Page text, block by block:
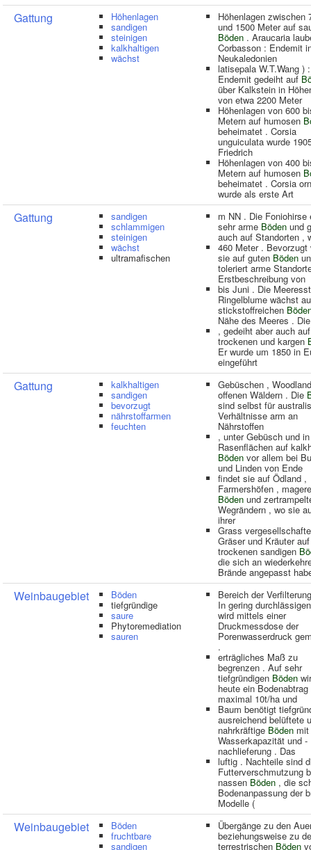
Gattung Höhenlagen
sandigen
steinigen
kalkhaltigen
wächst
Höhenlagen zwischen
und 1500 Meter auf
Böden . Araucaria
Corbasson : Endemit
Neukaledonien
latisepala W.T.Wang )
Endemit gedeiht auf
über Kalkstein in
von etwa 2200 Meter
Höhenlagen von 600
Metern auf humosen
beheimatet . Corsia
unguiculata wurde
Friedrich
Höhenlagen von 400
Metern auf humosen
beheimatet . Corsia
wurde als erste Art
Gattung sandigen
schlammigen
steinigen
wächst
ultramafischen
m NN . Die Foniohirse
sehr arme Böden und
auch auf Standorten ,
460 Meter . Bevorzugt
sie auf guten Böden
toleriert arme
Erstbeschreibung von
bis Juni . Die
Ringelblume wächst
stickstoffreichen
Nähe des Meeres .
, gedeiht aber auch auf
trockenen und kargen
Er wurde um 1850 in
eingeführt
Gattung kalkhaltigen
sandigen
bevorzugt
nährstoffarmen
feuchten
Gebüschen ,
offenen Wäldern . Die
sind selbst für
Verhältnisse arm an
Nährstoffen
, unter Gebüsch und in
Rasenflächen auf
Böden vor allem bei
und Linden von Ende
findet sie auf Ödland ,
Farmershöfen ,
Böden und
Wegrändern , wo sie
ihrer
Grass
Gräser und Kräuter auf
trockenen sandigen
die sich an
Brände angepasst
Weinbaugebiet Böden
tiefgründige
saure
Phytoremediation
sauren
Bereich der
In gering
wird mittels einer
Druckmessdose der
Porenwasserdruck
.
erträgliches Maß zu
begrenzen . Auf sehr
tiefgründigen Böden
heute ein
maximal 10t/ha und
Baum benötigt
ausreichend belüftete
nahrkräftige Böden
Wasserkapazität und -
nachlieferung . Das
luftig . Nachteile sind
Futterverschmutzung
nassen Böden , die
Bodenanpassung der
Modelle (
Weinbaugebiet Böden
fruchtbare
sandigen
Übergänge zu den
beziehungsweise zu
terrestrischen Böden